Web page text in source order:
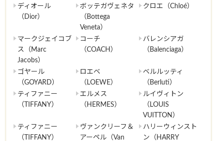
ディオール
（Dior）
ボッテガヴェネタ
（Bottega
Veneta）
クロエ（Chloé）
マークジェイコブ
ス（Marc
Jacobs）
コーチ
（COACH）
バレンシアガ
（Balenciaga）
ゴヤール
（GOYARD）
ロエベ
（LOEWE）
ベルルッティ
（Berluti）
ティファニー
（TIFFANY）
エルメス
（HERMES）
ルイヴィトン
（LOUIS
VUITTON）
ティファニー
（TIFFANY）
ヴァンクリーフ＆
アーペル（Van
ハリーウィンスト
ン（HARRY